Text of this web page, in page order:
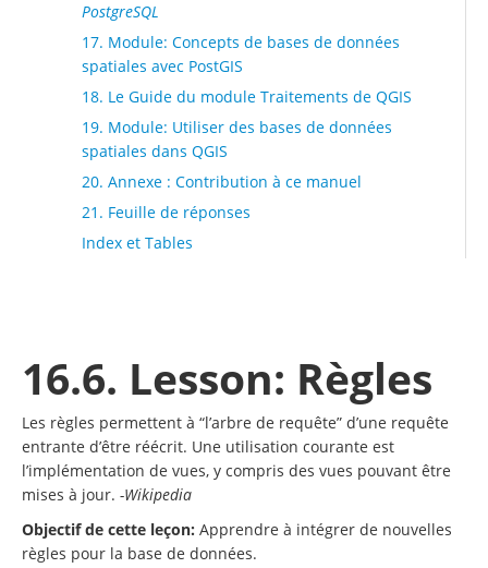
PostgreSQL
17. Module: Concepts de bases de données
spatiales avec PostGIS
18. Le Guide du module Traitements de QGIS
19. Module: Utiliser des bases de données
spatiales dans QGIS
20. Annexe : Contribution à ce manuel
21. Feuille de réponses
Index et Tables
16.6. Lesson: Règles
Les règles permettent à “l’arbre de requête” d’une requête
entrante d’être réécrit. Une utilisation courante est
l’implémentation de vues, y compris des vues pouvant être
mises à jour. -Wikipedia
Objectif de cette leçon: Apprendre à intégrer de nouvelles
règles pour la base de données.